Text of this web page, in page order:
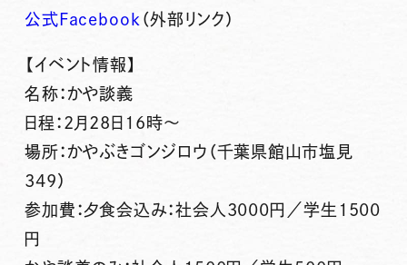
公式Facebook （外部リンク）
【イベント情報】
名称：かや談義
日程：2月28日16時～
場所：かやぶきゴンジロウ（千葉県館山市塩見
349）
参加費：夕食会込み：社会人3000円／学生1500
円